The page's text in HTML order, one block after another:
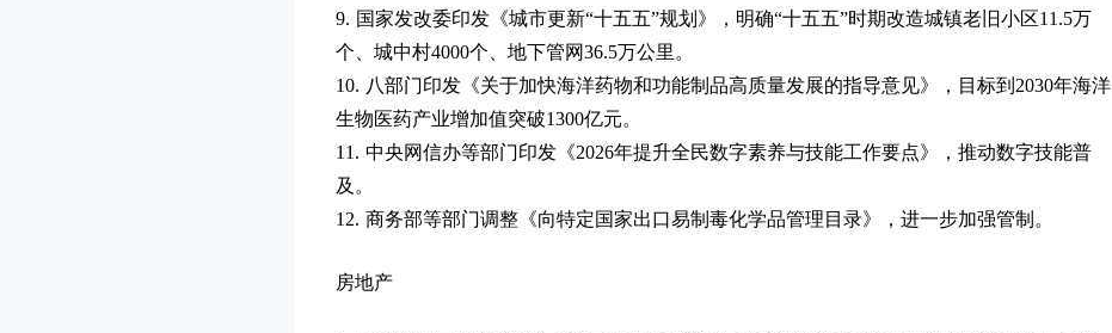
9. 国家发改委印发《城市更新“十五五”规划》，明确“十五五”时期改造城镇老旧小区11.5万
个、城中村4000个、地下管网36.5万公里。
10. 八部门印发《关于加快海洋药物和功能制品高质量发展的指导意见》，目标到2030年海洋
生物医药产业增加值突破1300亿元。
11. 中央网信办等部门印发《2026年提升全民数字素养与技能工作要点》，推动数字技能普
及。
12. 商务部等部门调整《向特定国家出口易制毒化学品管理目录》，进一步加强管制。
房地产